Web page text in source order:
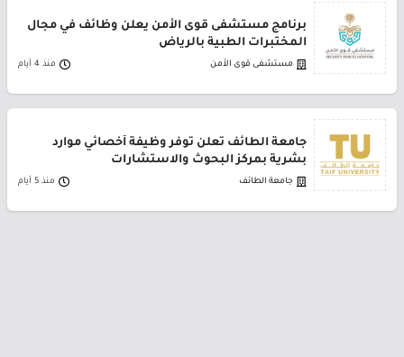
برنامج مستشفى قوى الأمن يعلن وظائف في مجال
المختبرات الطبية بالرياض
مستشفى قوى الأمن منذ 4 أيام
جامعة الطائف تعلن توفر وظيفة أخصائي موارد
بشرية بمركز البحوث والاستشارات
جامعة الطائف منذ 5 أيام